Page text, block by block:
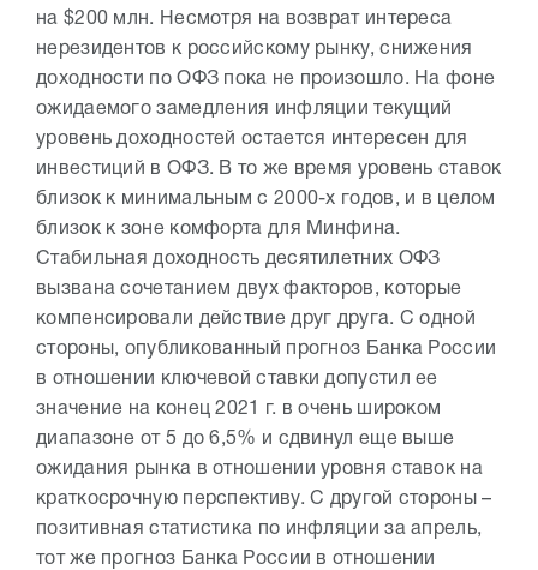
на $200 млн. Несмотря на возврат интереса
нерезидентов к российскому рынку, снижения
доходности по ОФЗ пока не произошло. На фоне
ожидаемого замедления инфляции текущий
уровень доходностей остается интересен для
инвестиций в ОФЗ. В то же время уровень ставок
близок к минимальным с 2000-х годов, и в целом
близок к зоне комфорта для Минфина.
Стабильная доходность десятилетних ОФЗ
вызвана сочетанием двух факторов, которые
компенсировали действие друг друга. С одной
стороны, опубликованный прогноз Банка России
в отношении ключевой ставки допустил ее
значение на конец 2021 г. в очень широком
диапазоне от 5 до 6,5% и сдвинул еще выше
ожидания рынка в отношении уровня ставок на
краткосрочную перспективу. С другой стороны –
позитивная статистика по инфляции за апрель,
тот же прогноз Банка России в отношении